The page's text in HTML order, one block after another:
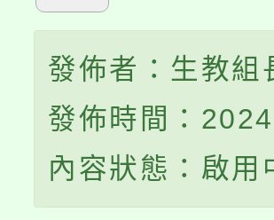
發佈者：生教組
發佈時間：
內容狀態：啟用